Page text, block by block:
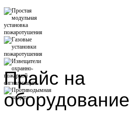
Прайс на
оборудование